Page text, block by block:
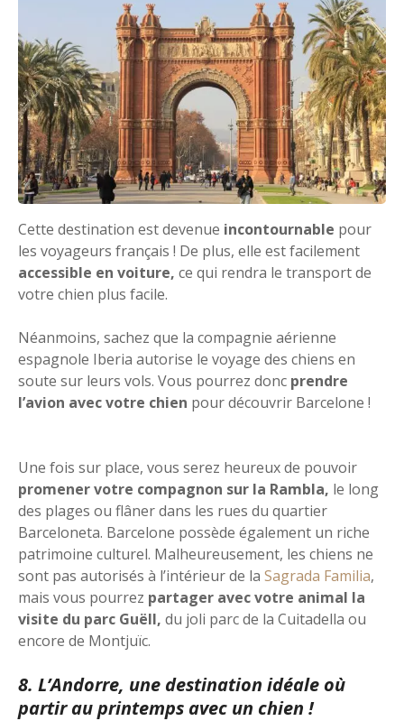
Cette destination est devenue incontournable pour
les voyageurs français ! De plus, elle est facilement
accessible en voiture, ce qui rendra le transport de
votre chien plus facile.
Néanmoins, sachez que la compagnie aérienne
espagnole Iberia autorise le voyage des chiens en
soute sur leurs vols. Vous pourrez donc prendre
l’avion avec votre chien pour découvrir Barcelone !
Une fois sur place, vous serez heureux de pouvoir
promener votre compagnon sur la Rambla, le long
des plages ou flâner dans les rues du quartier
Barceloneta. Barcelone possède également un riche
patrimoine culturel. Malheureusement, les chiens ne
sont pas autorisés à l’intérieur de la Sagrada Familia,
mais vous pourrez partager avec votre animal la
visite du parc Guëll, du joli parc de la Cuitadella ou
encore de Montjuïc.
8. L’Andorre, une destination idéale où
partir au printemps avec un chien !